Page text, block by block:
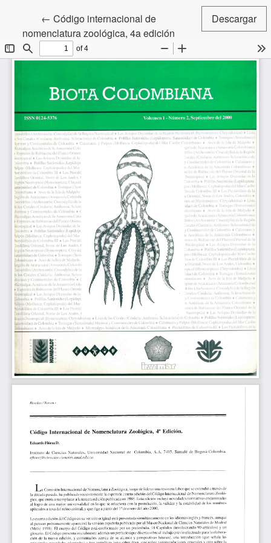
←Volver a los detalles del artículo
Código internacional de
nomenclatura zoológica, 4a edición
Descargar